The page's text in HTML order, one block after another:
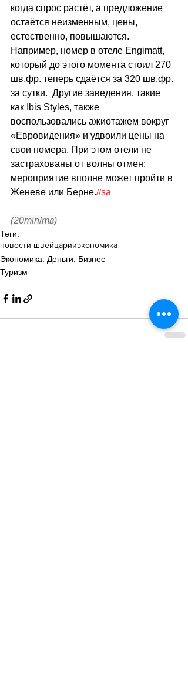
когда спрос растёт, а предложение
остаётся неизменным, цены,
естественно, повышаются.
Например, номер в отеле Engimatt,
который до этого момента стоил 270
шв.фр. теперь сдаётся за 320 шв.фр.
за сутки.  Другие заведения, такие
как Ibis Styles, также
воспользовались ажиотажем вокруг
«Евровидения» и удвоили цены на
свои номера. При этом отели не
застрахованы от волны отмен:
мероприятие вполне может пройти в
Женеве или Берне.//sa
(20min/тв)
Теги:
новости швейцарииэкономика
Экономика. Деньги. Бизнес
Туризм